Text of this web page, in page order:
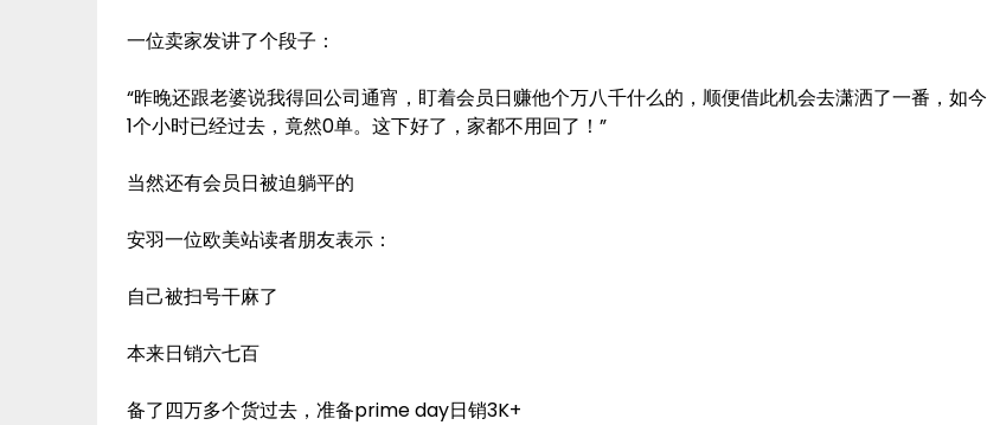
一位卖家发讲了个段子：
“昨晚还跟老婆说我得回公司通宵，盯着会员日赚他个万八千什么的，顺便借此机会去潇洒了一番，如今
1个小时已经过去，竟然0单。这下好了，家都不用回了！”
当然还有会员日被迫躺平的
安羽一位欧美站读者朋友表示：
自己被扫号干麻了
本来日销六七百
备了四万多个货过去，准备prime day日销3K+